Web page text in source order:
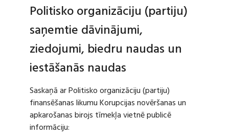
Politisko organizāciju (partiju)
saņemtie dāvinājumi,
ziedojumi, biedru naudas un
iestāšanās naudas
Saskaņā ar Politisko organizāciju (partiju)
finansēšanas likumu Korupcijas novēršanas un
apkarošanas birojs tīmekļa vietnē publicē
informāciju: